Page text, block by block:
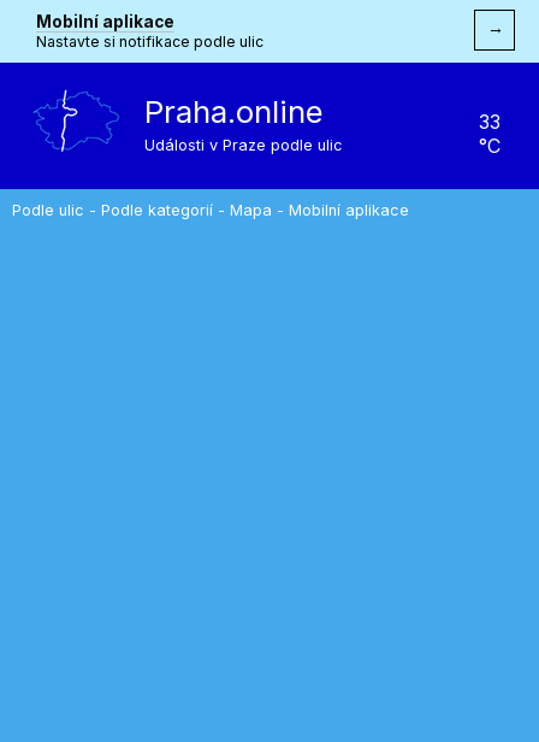
Mobilní aplikace
Nastavte si notifikace podle ulic
→
Praha.online
Události v Praze podle ulic
33
°C
Podle ulic - Podle kategorií - Mapa - Mobilní aplikace